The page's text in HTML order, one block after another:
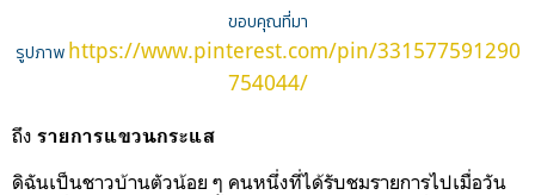
ขอบคุณที่มา
รูปภาพ https://www.pinterest.com/pin/331577591290
754044/
ถึง รายการแขวนกระแส
ดิฉันเป็นชาวบ้านตัวน้อย ๆ คนหนึ่งที่ได้รับชมรายการไปเมื่อวัน